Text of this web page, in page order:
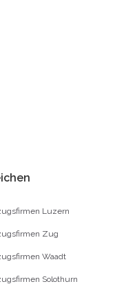
Luzern
Zug
Waadt
Solothurn